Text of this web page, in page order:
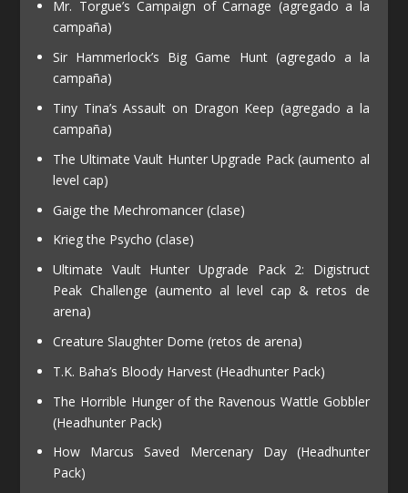
Mr. Torgue’s Campaign of Carnage (agregado a la
campaña)
Sir Hammerlock’s Big Game Hunt (agregado a la
campaña)
Tiny Tina’s Assault on Dragon Keep (agregado a la
campaña)
The Ultimate Vault Hunter Upgrade Pack (aumento al
level cap)
Gaige the Mechromancer (clase)
Krieg the Psycho (clase)
Ultimate Vault Hunter Upgrade Pack 2: Digistruct
Peak Challenge (aumento al level cap & retos de
arena)
Creature Slaughter Dome (retos de arena)
T.K. Baha’s Bloody Harvest (Headhunter Pack)
The Horrible Hunger of the Ravenous Wattle Gobbler
(Headhunter Pack)
How Marcus Saved Mercenary Day (Headhunter
Pack)